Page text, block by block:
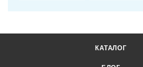
КАТАЛОГ